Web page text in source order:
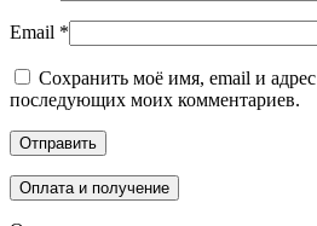
Email *
Сохранить моё имя, email и адрес
последующих моих комментариев.
Оплата и получение